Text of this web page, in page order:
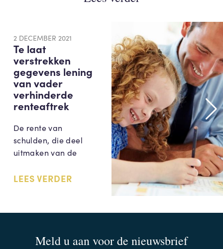
2 DECEMBER 2021
Te laat
verstrekken
gegevens lening
van vader
verhinderde
renteaftrek
De rente van
schulden, die deel
uitmaken van de
LEES VERDER
Meld u aan voor de nieuwsbrief